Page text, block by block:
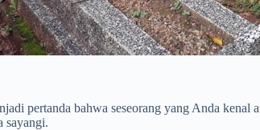
pertanda bahwa seseorang yang Anda
sayangi.